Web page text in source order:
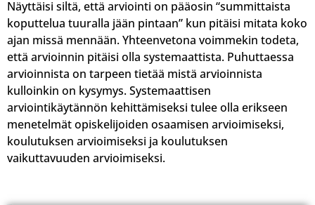
Näyttäisi siltä, että arviointi on pääosin “summittaista
koputtelua tuuralla jään pintaan” kun pitäisi mitata koko
ajan missä mennään. Yhteenvetona voimmekin todeta,
että arvioinnin pitäisi olla systemaattista. Puhuttaessa
arvioinnista on tarpeen tietää mistä arvioinnista
kulloinkin on kysymys. Systemaattisen
arviointikäytännön kehittämiseksi tulee olla erikseen
menetelmät opiskelijoiden osaamisen arvioimiseksi,
koulutuksen arvioimiseksi ja koulutuksen
vaikuttavuuden arvioimiseksi.